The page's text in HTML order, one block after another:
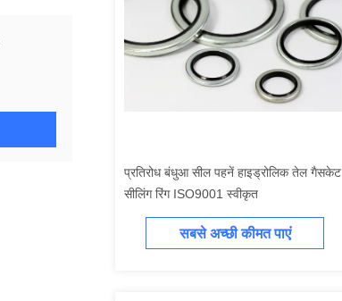
प्रतिरोध बंधुआ सील पहनें हाइड्रोलिक तेल गैसकेट
सीलिंग रिंग ISO9001 स्वीकृत
सबसे अच्छी कीमत पाएं